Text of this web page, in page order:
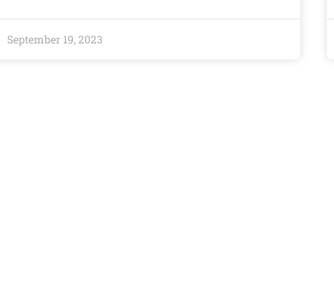
September 19, 2023